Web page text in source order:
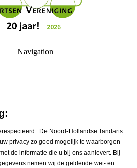
Navigation
De Noord-Hollandse Tandarts
privacy zo goed mogelijk te waarborgen
de informatie die u bij ons aanlevert. Bij
nemen wij de geldende wet- en